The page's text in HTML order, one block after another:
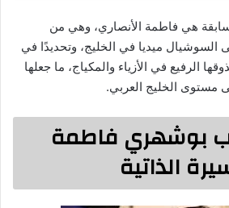
هي فاطمة الأنصاري، وهي من
ميديا في الخليج، وتحديدًا في
الرفيع في الأزياء والمكياج، ما جعلها
الخليج العربي.
بوشهري فاطمة
الذاتية